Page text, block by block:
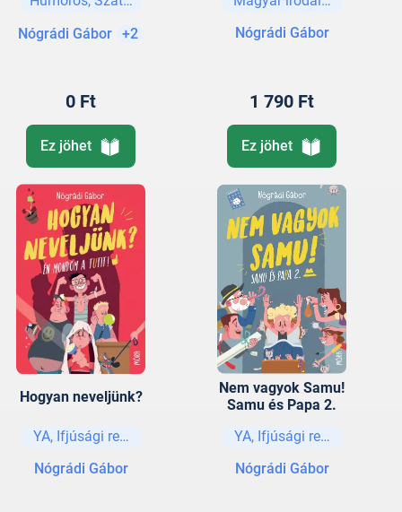
Nógrádi Gábor +2
0 Ft
Ez jöhet
Nógrádi Gábor
1 790 Ft
Ez jöhet
Hogyan neveljünk?
YA, Ifjúsági regények és elbeszélések
Nógrádi Gábor
Nem vagyok Samu!
Samu és Papa 2.
YA, Ifjúsági regények és
Nógrádi Gábor